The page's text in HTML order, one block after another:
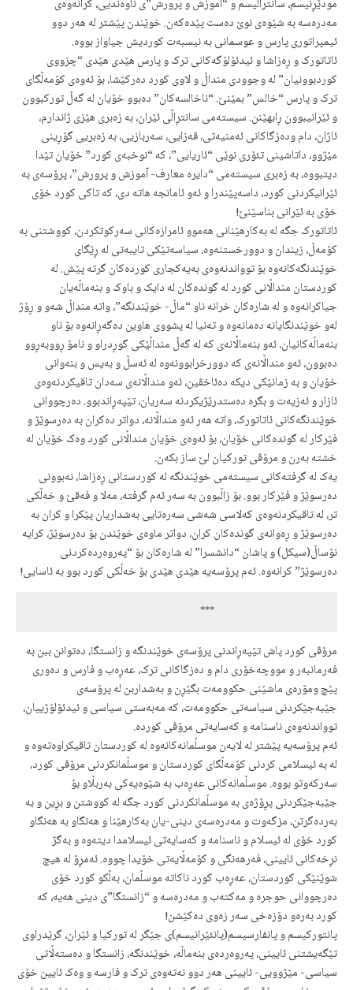
مودێڕنیسم، سانترالیسم و “آموزش و پرورش”ی ناوەندیی، کرانەوەی
مەدرەسە بە شێوەی نوێ دەست پێدەکەن. خوێندن پێشتر لە هەر دوو
ئیمپراتوری پارس و عوسمانی بە نیسبەت کوردیش جیاواز بووە.
ئاتاتورک و ڕەزاشا و ئیدئۆلۆگەکانی ترک و پارس هێدی هێدی “چزووی
کوردبوونیان” لە وجوودی منداڵ و لاوی کورد دەرکێشا، بۆ ئەوەی کۆمەڵگای
ترک و پارس “خالس” بمێنێ. “ناخالسەکان” دەبوو خۆیان لە گەڵ تورکبوون
و ئێرانیبوون ڕابهێنن. سیستەمی سانتڕاڵی ئێران، بە زەبری هێزی ژاندارم،
ئاژان، دام ودەزگاکانی ئەمنیەتی، قەزایی، سەربازیی، بە زەبریی گۆڕینی
مێژوو، داتاشینی تئۆری نوێی “ئاریایی”، کە “نوخبەی کورد” خۆیان تێدا
دیتبووە، بە زەبری سیستەمی “دایرە معارف- آموزش و پرورش”، پرۆسەی بە
ئێرانیکردنی کورد، داسەپێندرا و ئەو ئامانجە هاتە دی، کە تاکی کورد خۆی
خۆی بە ئێرانی بناسێنێ!
ئاتاتورک جگە لە بەکارهێنانی هەموو ئامرازەکانی سەرکوتکردن، کووشتنی بە
کۆمەڵ، زیندان و دوورخستنەوە، سیاسەتێکی تایبەتی لە ڕێگای
خوێندنگەکانەوە بۆ توواندنەوەی بەیەکجاری کوردەکان گرتە پێش. لە
کوردستان منداڵانی کورد لە گوندەکان لە دایک و باوک و بنەماڵەیان
جیاکرانەوە و لە شارەکان خرانە ناو “ماڵ- خوێندنگە”، واتە منداڵ شەو و ڕۆژ
لەو خوێندنگایانە دەمانەوە و تەنیا لە پشووی هاوین دەگەڕانەوە بۆ ناو
بنەماڵەکانیان، ئەو بنەماڵانەی کە لە گەڵ منداڵێکی گوڕدراو و نامۆ ڕووبەڕوو
دەبوون، ئەو منداڵانەی کە دوورخرابوونەوە لە ئەسڵ و بەیس و بنەوانی
خۆیان و بە زمانێکی دیکە دەئاخڤین، ئەو منداڵانەی سەدان تاقیکردنەوەی
ئازار و ئەزیەت و بگرە دەستدرێژیکردنە سەریان، تێپەڕاندبوو. دەرچووانی
خوێندنگەکانی ئاتاتورک، واتە هەر ئەو منداڵانە، دواتر دەکران بە دەرسوێژ و
فێرکار لە گوندەکانی خۆیان، بۆ ئەوەی خۆیان منداڵانی کورد وەک خۆیان لە
خشتە بەرن و مرۆڤی تورکیان لێ ساز بکەن.
یەک لە گرفتەکانی سیستەمی خوێندنگە لە کوردستانی ڕەزاشا، نەبوونی
دەرسوێژ و فێرکار بوو. بۆ زاڵبوون بە سەر ئەم گرفتە،مەلا و فەقێو خەڵکی
تر، لە تاقیکردنەوەی کەلاسی شەشی سەرەتایی بەشداریان پێکرا و کران بە
دەرسوێژ و ڕەوانەی گوندەکان کران، دواتر ماوەی خوێندن بۆ دەرسوێژ، کرایە
نۆساڵ(سیکل) و پاشان “دانشسرا” لە شارەکان بۆ “پەروەردەکردنی
دەرسوێژ” کرانەوە. ئەم پرۆسەیە هێدی هێدی بۆ خەڵکی کورد بوو بە ئاسایی!
                                               ***
مرۆڤی کورد پاش تێپەڕاندنی پرۆسەی خوێندنگە و زانستگا، دەتوانن ببن بە
فەرمانبەر و مووچەخۆری دام و دەزگاکانی ترک، عەڕەب و فارس و دەوری
پێچ ومۆرەی ماشێنی حکوومەت بگێڕن و بەشداربن لە پرۆسەی
جێبەجێکردنی سیاسەتی حکوومەت، کە مەبەستی سیاسی و ئیدئۆلۆژییان،
توواندنەوەی ناسنامە و کەسایەتی مرۆڤی کوردە.
ئەم پرۆسەیە پێشتر لە لایەن موسڵمانەکانەوە لە کوردستان تاقیکراوەتەوە و
لە بە ئیسلامی کردنی کۆمەڵگای کوردستان و موسڵمانکردنی مرۆڤی کورد،
سەرکەوتو بووە. موسڵمانەکانی عەڕەب بە شێوەیەکی بەربڵاو بۆ
جێبەجێکردنی پڕۆژەی بە موسڵمانکردنی کورد جگە لە کووشتن و بڕین و بە
بەردەگرتن،مزگەوت و مەدرەسەی دینی-یان بەکارهێنا وهەنگاو بە هەنگاو
کورد خۆی لە ئیسلام و ناسنامە و کەسایەتی ئیسلامدا دیتەوە و بەگژ
نڕخەکانی ئایینی، فەرهەنگی و کۆمەڵایەتی خۆیدا چووە. ئەمڕۆ لە هیچ
شوێنێکی کوردستان، عەڕەب کورد ناکاتە موسڵمان، بەڵکو کورد خۆی
دەرچووانی حوجرە و مەکتەب و مەدرەسە و “زانستگا”ی دینی هەیە، کە
کورد بەرەو دۆزەخی سەر زەوی دەکێشن!
پانتورکیسم و پانفارسیسم(پانئێرانیسم)ی جێگر لە تورکیا و ئێران، گرێدراوی
تێگەیشتنی ئایینی، پەروەردەی بنەماڵە، خوێندنگە، زانستگا و دەستەڵاتی
سیاسی- مێژوویی- ئایینی هەر دوو نەتەوەی ترک و فارسە و وەک ئایین خۆی